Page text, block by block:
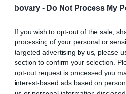
bovary - Do Not Process My
If you wish to opt-out of the sale,
processing of your personal or
targeted advertising by us, please
section to confirm your selection.
opt-out request is processed you
interest-based ads based on